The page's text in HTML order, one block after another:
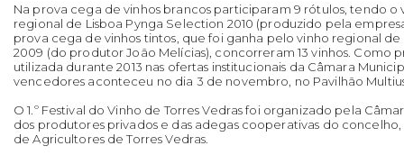
Na prova cega de vinhos brancos participaram 9 rótulos, tendo o
regional de Lisboa Pynga Selection 2010 (produzido pela
prova cega de vinhos tintos, que foi ganha pelo vinho regional de
2009 (do produtor João Melícias), concorreram 13 vinhos. Como
utilizada durante 2013 nas ofertas institucionais da Câmara
vencedores aconteceu no dia 3 de novembro, no Pavilhão
O 1.º Festival do Vinho de Torres Vedras foi organizado pela
dos produtores privados e das adegas cooperativas do
de Agricultores de Torres Vedras.